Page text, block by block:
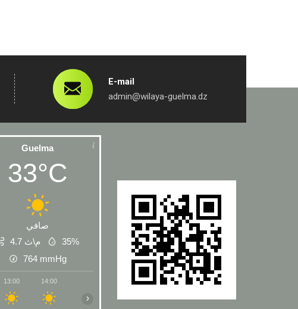
E-mail
admin@wilaya-guelma.dz
Guelma
33°C
صافي
4.7 م\ث
35%
764 mmHg
13:00 14:00 18:00
›